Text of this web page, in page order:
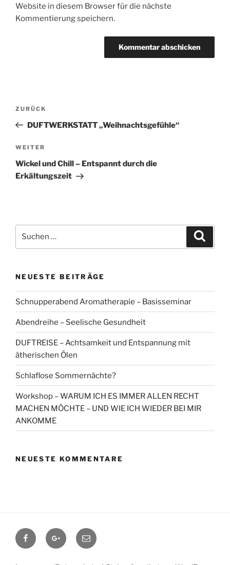
Website in diesem Browser für die nächste
Kommentierung speichern.
Beitragsnavigation
Vorheriger
Beitrag
ZURÜCK
DUFTWERKSTATT „Weihnachtsgefühle“
Nächster
Beitrag
WEITER
Wickel und Chill – Entspannt durch die
Erkältungszeit
nach:
NEUESTE BEITRÄGE
Schnupperabend Aromatherapie – Basisseminar
Abendreihe – Seelische Gesundheit
DUFTREISE – Achtsamkeit und Entspannung mit
ätherischen Ölen
Schlaflose Sommernächte?
Workshop – WARUM ICH ES IMMER ALLEN RECHT
MACHEN MÖCHTE – UND WIE ICH WIEDER BEI MIR
ANKOMME
NEUESTE KOMMENTARE
FacebookGoogle+Contact
me